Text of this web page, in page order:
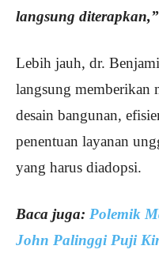
langsung diterapkan,”
Lebih jauh, dr.
langsung memberikan
desain bangunan,
penentuan layanan
yang harus diadopsi.
Baca juga: Polemik
John Palinggi Puji